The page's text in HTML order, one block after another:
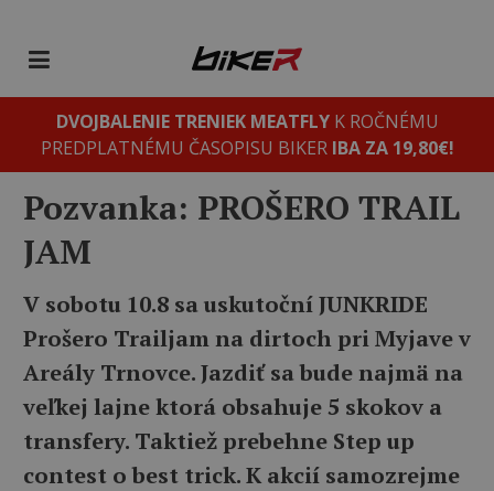
DVOJBALENIE TRENIEK MEATFLYK ROČNÉMU
PREDPLATNÉMU ČASOPISU BIKER IBA ZA 19,80€!
Pozvanka: PROŠERO TRAIL
JAM
V sobotu 10.8 sa uskutoční JUNKRIDE
Prošero Trailjam na dirtoch pri Myjave v
Areály Trnovce. Jazdiť sa bude najmä na
veľkej lajne ktorá obsahuje 5 skokov a
transfery. Taktiež prebehne Step up
contest o best trick. K akcií samozrejme